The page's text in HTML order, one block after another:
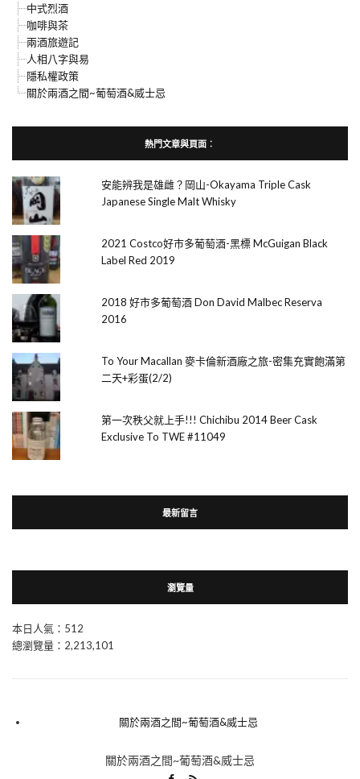
中式烈酒
咖啡與茶
兩酒旅遊記
人相八字與易
隱私權政策
關於兩酒之間~葡萄酒&威士忌
熱門文章與頁面︰
安能辨我是雄雌？岡山-Okayama Triple Cask
Japanese Single Malt Whisky
2021 Costco好市多葡萄酒-黑標 McGuigan Black
Label Red 2019
2018 好市多葡萄酒 Don David Malbec Reserva
2016
To Your Macallan 麥卡倫新酒廠之旅-密集充實飽滿第
二天+彩蛋(2/2)
第一次秩父就上手!!! Chichibu 2014 Beer Cask
Exclusive To TWE #11049
最新留言
瀏覽量
本日人氣：512
總瀏覽量：2,213,101
關於兩酒之間~葡萄酒&威士忌
關於兩酒之間~葡萄酒&威士忌